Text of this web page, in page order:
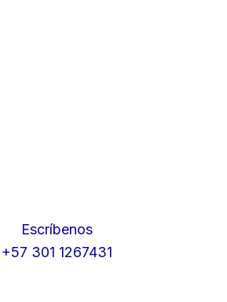
Escríbenos
+57 301 1267431